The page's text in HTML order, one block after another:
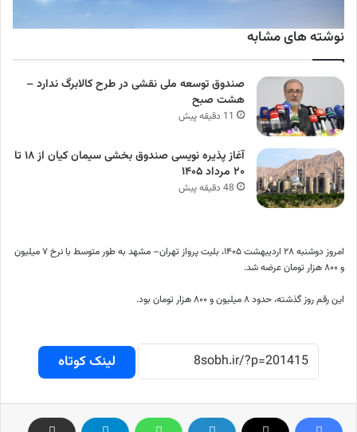
نوشته های مشابه
صندوق توسعه ملی نقشی در طرح کالابرگ ندارد –
هشت صبح
11 دقیقه پیش
آغاز پذیره نویسی صندوق بخشی سیمان کیان از ۱۸ تا
۲۰ مرداد ۱۴۰۵
48 دقیقه پیش
امروز دوشنبه ۲۸ اردیبهشت ۱۴۰۵، بلیت پرواز تهران– مشهد به طور متوسط با نرخ ۷ میلیون
و ۸۰۰ هزار تومان عرضه شد.
این رقم روز گذشته، حدود ۸ میلیون و ۸۰۰ هزار تومان بود.
لینک کوتاه